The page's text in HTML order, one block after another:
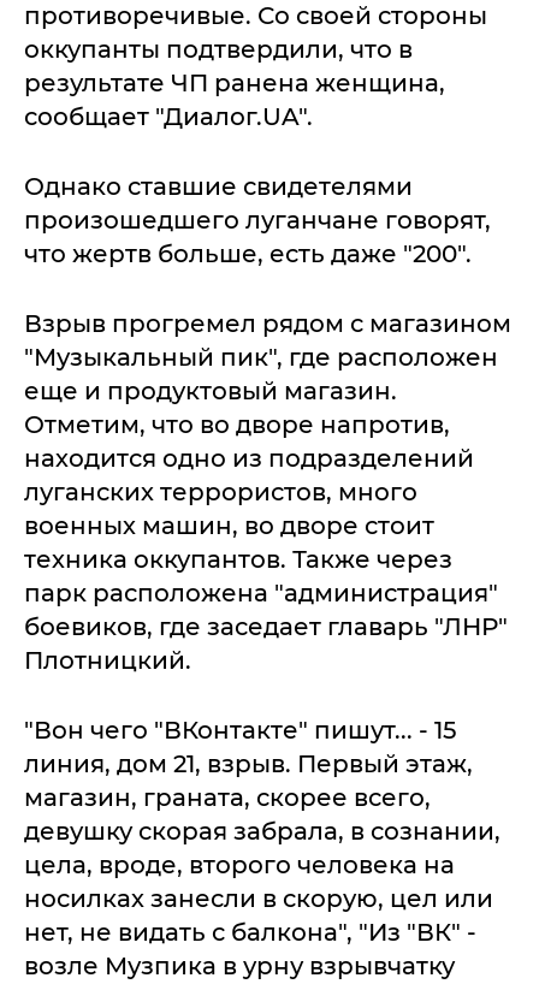
противоречивые. Со своей стороны
оккупанты подтвердили, что в
результате ЧП ранена женщина,
сообщает "Диалог.UA".
Однако ставшие свидетелями
произошедшего луганчане говорят,
что жертв больше, есть даже "200".
Взрыв прогремел рядом с магазином
"Музыкальный пик", где расположен
еще и продуктовый магазин.
Отметим, что во дворе напротив,
находится одно из подразделений
луганских террористов, много
военных машин, во дворе стоит
техника оккупантов. Также через
парк расположена "администрация"
боевиков, где заседает главарь "ЛНР"
Плотницкий.
"Вон чего "ВКонтакте" пишут... - 15
линия, дом 21, взрыв. Первый этаж,
магазин, граната, скорее всего,
девушку скорая забрала, в сознании,
цела, вроде, второго человека на
носилках занесли в скорую, цел или
нет, не видать с балкона", "Из "ВК" -
возле Музпика в урну взрывчатку